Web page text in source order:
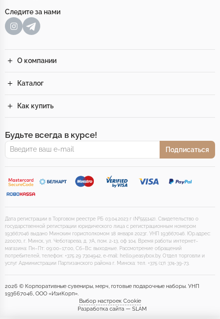
Следите за нами
О компании
Каталог
Как купить
Будьте всегда в курсе!
Подписаться
Дата регистрации в Торговом реестре РБ 03.04.2023 г (№555142). Свидетельство о
государственной регистрации юридического лица с регистрационным номером
193667046 выдано Минским горисполкомом 18 января 2023г. УНП 193667046. Юр.адрес:
220070, г. Минск, ул. Чеботарева, д. 7А, пом. 2-13, оф 104. Время работы интернет-
магазина: Пн–Пт: 09:00–17:00, Сб–Вс: выходные. Рассмотрение обращений
потребителей, телефон: +375 29 7304942, e-mail: hello@easybox.by. Отдел торговли и
услуг Администрации Партизанского района г. Минска: тел. +375 (17) 374-39-73.
2026 © Корпоративные сувениры, мерч, готовые подарочные наборы. УНП
193667046, ООО «ИзиКорп».
Выбор настроек Cookie
Разработка сайта — SLAM